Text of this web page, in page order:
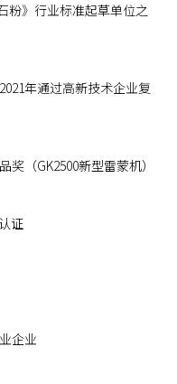
粉》行业标准起草单位之
年通过高新技术企业复
（GK2500新型雷蒙机）
证
企业